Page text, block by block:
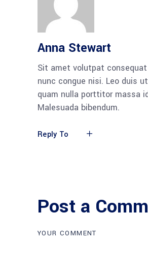
Anna Stewart
Sit amet volutpat
nunc congue nisi. Leo duis
quam nulla porttitor massa
Malesuada bibendum.
Reply To
Post a